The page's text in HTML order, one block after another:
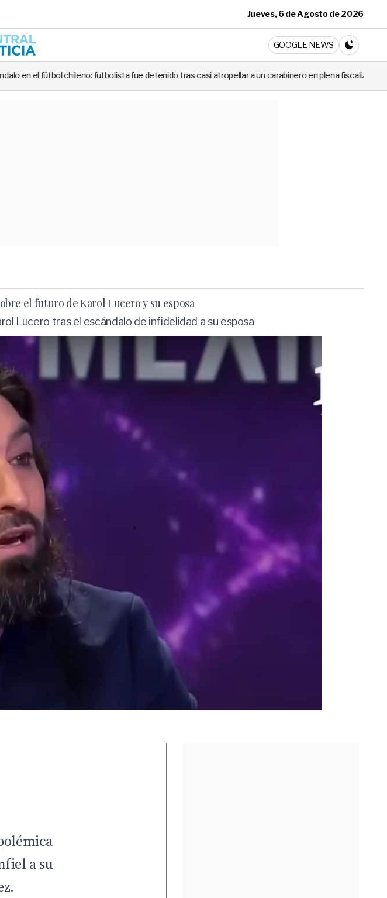
Jueves, 6 de Agosto de 2026
Noticia
GOOGLE NEWS
CAMBIA A
futbolista fue detenido tras casi atropellar a un carabinero en plena fiscalización Cortes de luz
el futuro de Karol Lucero y su esposa
Lucero tras el escándalo de infidelidad a su esposa
a su